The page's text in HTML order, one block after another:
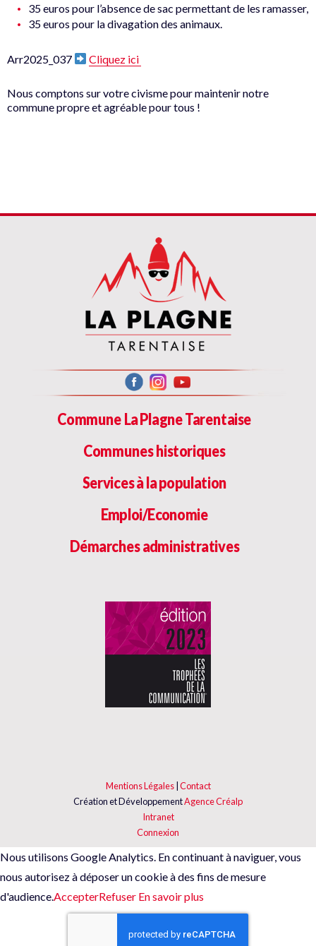
35 euros pour l’absence de sac permettant de les ramasser,
35 euros pour la divagation des animaux.
Arr2025_037 Cliquez ici
Nous comptons sur votre civisme pour maintenir notre
commune propre et agréable pour tous !
Commune La Plagne Tarentaise
Communes historiques
Services à la population
Emploi/Economie
Démarches administratives
Mentions Légales| Contact
Création et DéveloppementAgence Créalp
Intranet
Connexion
Nous utilisons Google Analytics. En continuant à naviguer, vous
nous autorisez à déposer un cookie à des fins de mesure
d'audience. AccepterRefuser En savoir plus